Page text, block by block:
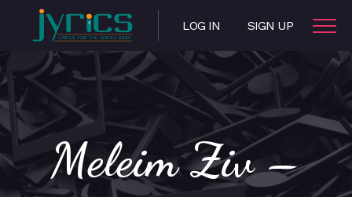
LOG IN SIGN UP
Meleim Ziv –